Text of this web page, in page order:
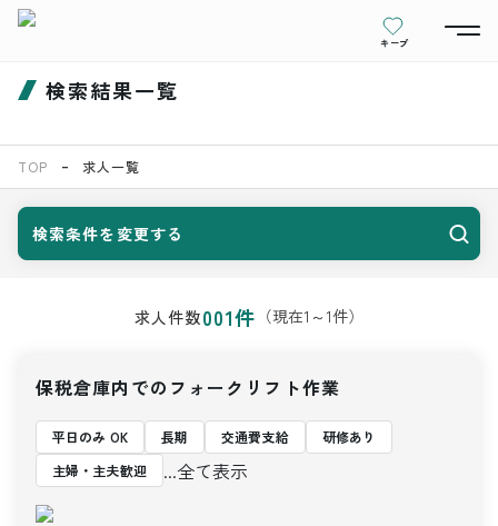
キープ
検索結果一覧
TOP 求人一覧
検索条件を変更する
求人件数001件 （現在1 ～1件）
保税倉庫内でのフォークリフト作業
平日のみ OK 長期 交通費支給
研修あり
主婦・主夫歓迎
...全て表示